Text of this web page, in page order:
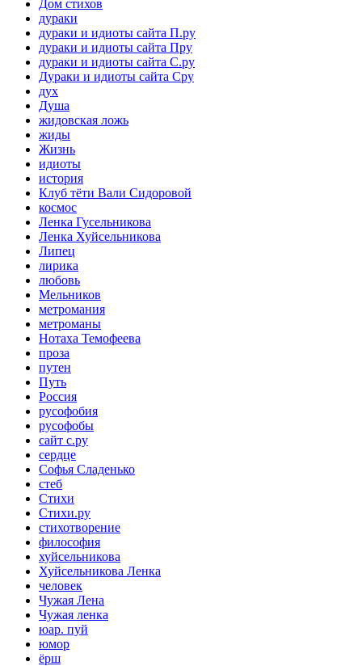
Дом стихов
дураки
дураки и идиоты сайта П.ру
дураки и идиоты сайта Пру
дураки и идиоты сайта С.ру
Дураки и идиоты сайта Сру
дух
Душа
жидовская ложь
жиды
Жизнь
идиоты
история
Клуб тёти Вали Сидоровой
космос
Ленка Гусельникова
Ленка Хуйсельникова
Липец
лирика
любовь
Мельников
метромания
метроманы
Нотаха Темофеева
проза
путен
Путь
Россия
русофобия
русофобы
сайт с.ру
сердце
Софья Сладенько
стеб
Стихи
Стихи.ру
стихотворение
философия
хуйсельникова
Хуйсельникова Ленка
человек
Чужая Лена
Чужая ленка
юар. пуй
юмор
ёрш